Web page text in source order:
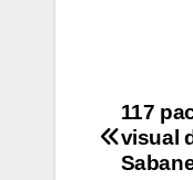
117
visual